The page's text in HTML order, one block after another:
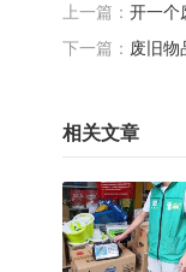
上一篇： 开一个
下一篇： 废旧物
相关文章